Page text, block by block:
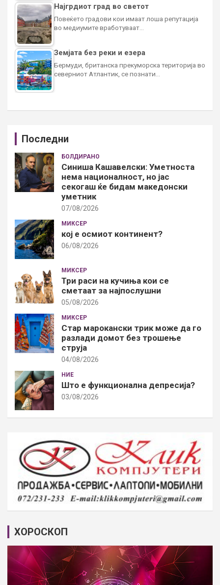
Најгрдиот град во светот
Повеќето градови кои имаат лоша репутација
во медиумите вработуваат…
Земјата без реки и езера
Бермуди, британска прекуморска територија во
северниот Атлантик, се познати…
Последни
БОЛДИРАНО
Синиша Кашавелски: Уметноста
нема националност, но јас
секогаш ќе бидам македонски
уметник
07/08/2026
МИКСЕР
кој е осмиот континент?
06/08/2026
МИКСЕР
Три раси на кучиња кои се
сметаат за најпослушни
05/08/2026
МИКСЕР
Стар марокански трик може да го
разлади домот без трошење
струја
04/08/2026
НИЕ
Што е функционална депресија?
03/08/2026
ХОРОСКОП